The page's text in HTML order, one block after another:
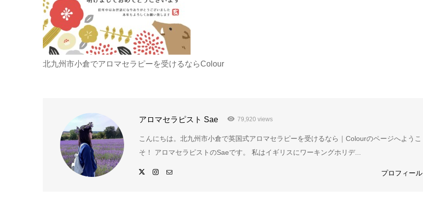
北九州市小倉でアロマセラピーを受けるならColour
アロマセラピスト Sae 79,920 views
こんにちは。北九州市小倉で英国式アロマセラピーを受けるなら｜Colourのページへようこ
そ！ アロマセラピストのSaeです。 私はイギリスにワーキングホリデ...
プロフィール